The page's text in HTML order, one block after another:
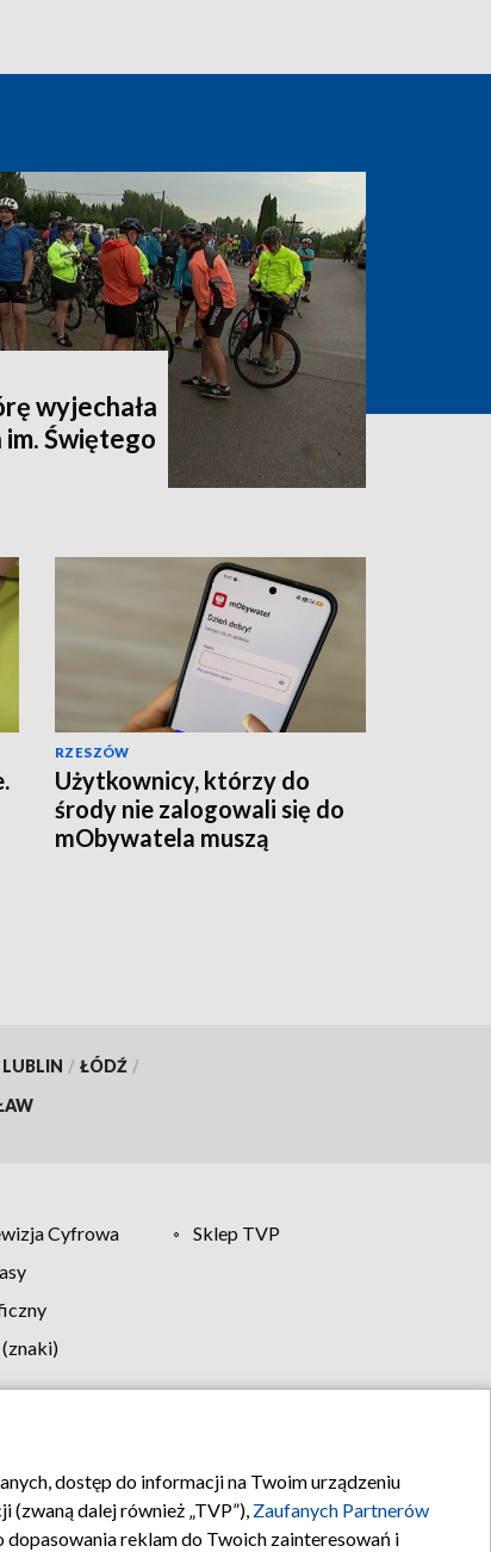
wyjechała
Świętego
RZESZÓW
Użytkownicy, którzy do
środy nie zalogowali się do
mObywatela muszą
LUBLIN / ŁÓDŹ /
Cyfrowa
Sklep TVP
Kontakt
dostęp do informacji na Twoim urządzeniu
dalej również „TVP”), Zaufanych Partnerów
reklam do Twoich zainteresowań i